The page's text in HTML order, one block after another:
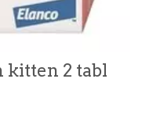
kitten 2 tabl